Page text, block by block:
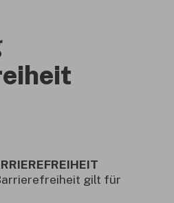
gilt für